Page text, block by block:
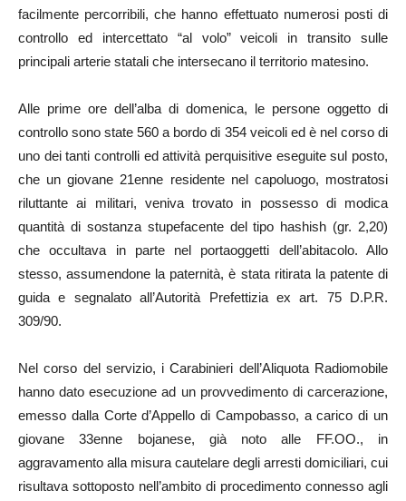
facilmente percorribili, che hanno effettuato numerosi posti di
controllo ed intercettato “al volo” veicoli in transito sulle
principali arterie statali che intersecano il territorio matesino.
Alle prime ore dell’alba di domenica, le persone oggetto di
controllo sono state 560 a bordo di 354 veicoli ed è nel corso di
uno dei tanti controlli ed attività perquisitive eseguite sul posto,
che un giovane 21enne residente nel capoluogo, mostratosi
riluttante ai militari, veniva trovato in possesso di modica
quantità di sostanza stupefacente del tipo hashish (gr. 2,20)
che occultava in parte nel portaoggetti dell’abitacolo. Allo
stesso, assumendone la paternità, è stata ritirata la patente di
guida e segnalato all’Autorità Prefettizia ex art. 75 D.P.R.
309/90.
Nel corso del servizio, i Carabinieri dell’Aliquota Radiomobile
hanno dato esecuzione ad un provvedimento di carcerazione,
emesso dalla Corte d’Appello di Campobasso, a carico di un
giovane 33enne bojanese, già noto alle FF.OO., in
aggravamento alla misura cautelare degli arresti domiciliari, cui
risultava sottoposto nell’ambito di procedimento connesso agli